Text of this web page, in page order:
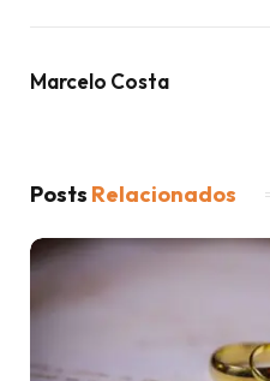
Marcelo Costa
Posts Relacionados